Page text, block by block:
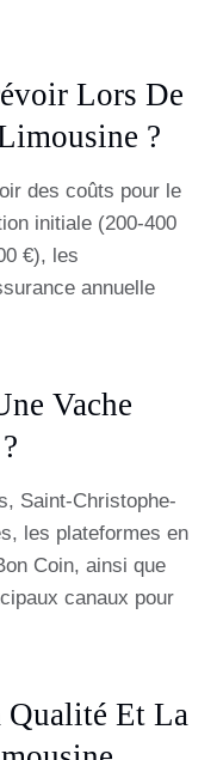
Lors De
?
des coûts pour le
initiale (200-400
€), les
annuelle
Vache
Saint-Christophe-
les plateformes en
Coin, ainsi que
canaux pour
Qualité Et La